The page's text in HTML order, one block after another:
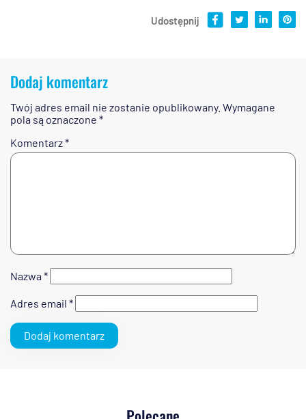
Udostępnij
Dodaj komentarz
Twój adres email nie zostanie opublikowany. Wymagane
pola są oznaczone *
Komentarz*
Nazwa *
Adres email *